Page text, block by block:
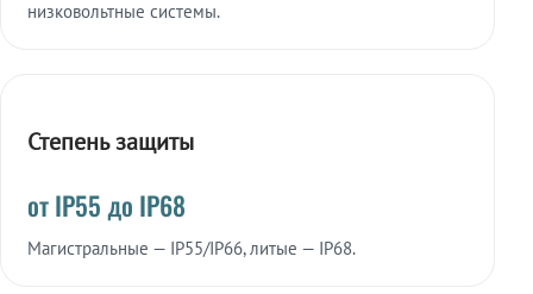
низковольтные системы.
Степень защиты
от IP55 до IP68
Магистральные — IP55/IP66, литые — IP68.